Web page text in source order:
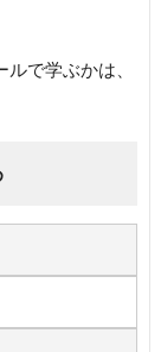
で学ぶかは、